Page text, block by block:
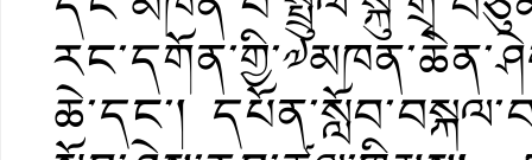
ཆེ་དང་།